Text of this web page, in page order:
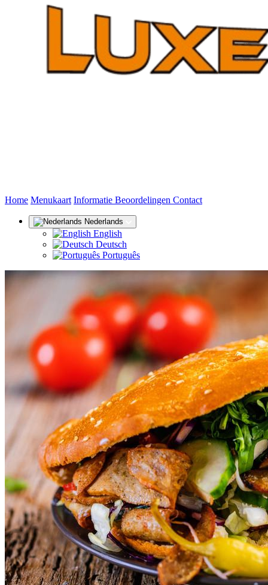
Home Menukaart Informatie Beoordelingen (huidige)
Contact
Nederlands
English
Deutsch
Português